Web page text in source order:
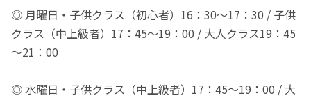
◎ 月曜日・子供クラス（初心者）16：30～17：30 / 子供
クラス（中上級者）17：45～19：00 / 大人クラス19：45
～21：00
◎ 水曜日・子供クラス（中上級者）17：45～19：00 / 大